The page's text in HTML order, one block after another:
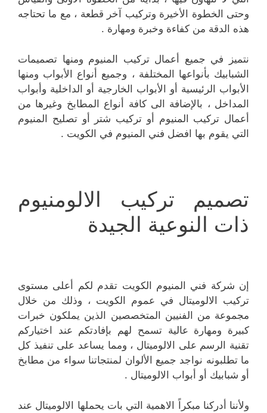
وحتى الخطوة الأخيرة وتركيب آخر قطعة ، مع ما تحتاجه
هذه الدقة من كفاءة وخبرة ومهارة .
نتميز في جميع أعمال تركيب المنيوم ومنها تصميمات
الشبابيك بأنواعها المختلفة ، وجميع أنواع الأبواب ومنها
الأبواب الرئيسية أو الأبواب الخارجية أو الداخلية وأبواب
المداخل ، بالإضافة الى كافة أنواع المطابخ وغيرها من
أعمال تركيب المنيوم أو تركيب شتر أو تصليح المنيوم
التي يقوم بها افضل فني المنيوم في الكويت .
تصميم تركيب الالومنيوم
ذات النوعية الجيدة
إن شركة فني المنيوم الكويت تقدم لكم أعلى مستوى
تركيب الالوميتال في عموم الكويت ، وذلك من خلال
مجموعة من الفنيين المتخصصين الذين يملكون خبرات
كبيرة ومهارة عالية تسمح لهم بإفادتكم عند اختياركم
تقنية الرسم على الالوميتال ، ومما يساعد على تنفيذ كل
ما تطلبونه نواجد جميع الألوان لمنتجاتنا سواء من مطابخ
أو شبابيك أو أبواب الالوميتال .
ولأننا أدركنا مبكراً الاهمية التي بات يحملها الالوميتال عند